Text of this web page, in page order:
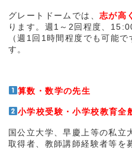
グレートドームでは、 志が高
ります。週1～2回程度、
（週1回1時間程度でも可能
す。
算数・数学の先生
小学校受験・小学校教育全
国公立大学、早慶上等の私立
取得者、教師講師経験者等を